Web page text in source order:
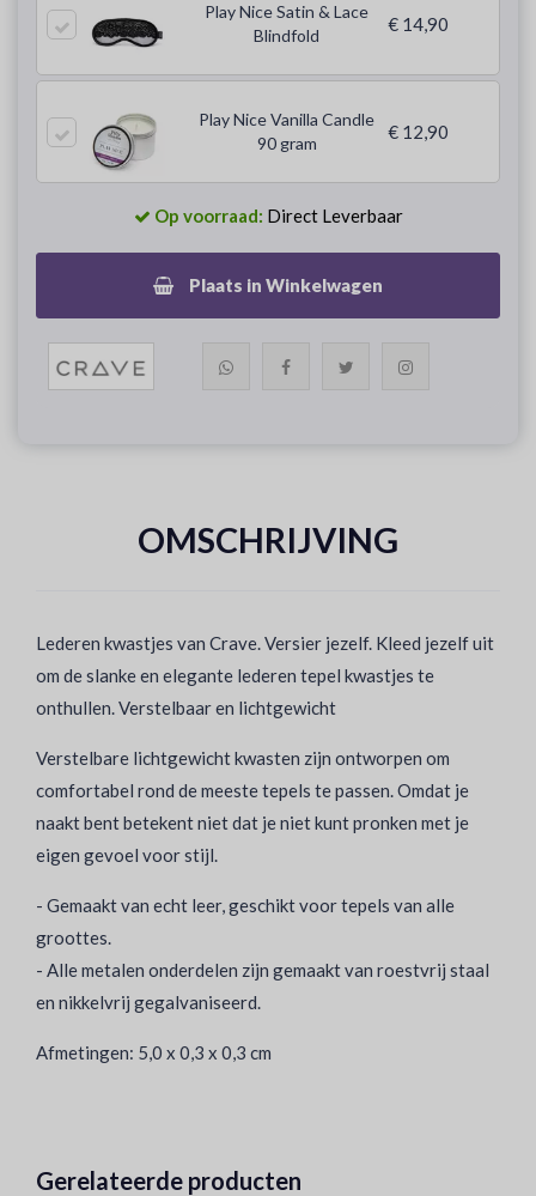
Play Nice Satin & Lace
Blindfold
€ 14,90
Play Nice Vanilla Candle
90 gram
€ 12,90
Op voorraad: Direct Leverbaar
Plaats in Winkelwagen
OMSCHRIJVING
Lederen kwastjes van Crave. Versier jezelf. Kleed jezelf uit
om de slanke en elegante lederen tepel kwastjes te
onthullen.Verstelbaar en lichtgewicht
Verstelbare lichtgewicht kwasten zijn ontworpen om
comfortabel rond de meeste tepels te passen. Omdat je
naakt bent betekent niet dat je niet kunt pronken met je
eigen gevoel voor stijl.
- Gemaakt van echt leer, geschikt voor tepels van alle
groottes.
- Alle metalen onderdelen zijn gemaakt van roestvrij staal
en nikkelvrij gegalvaniseerd.
Afmetingen: 5,0 x 0,3 x 0,3 cm
Gerelateerde producten